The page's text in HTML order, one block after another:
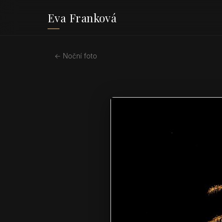
Eva Franková
← Noční foto